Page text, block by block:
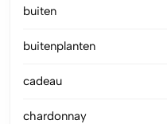
buiten
buitenplanten
cadeau
chardonnay